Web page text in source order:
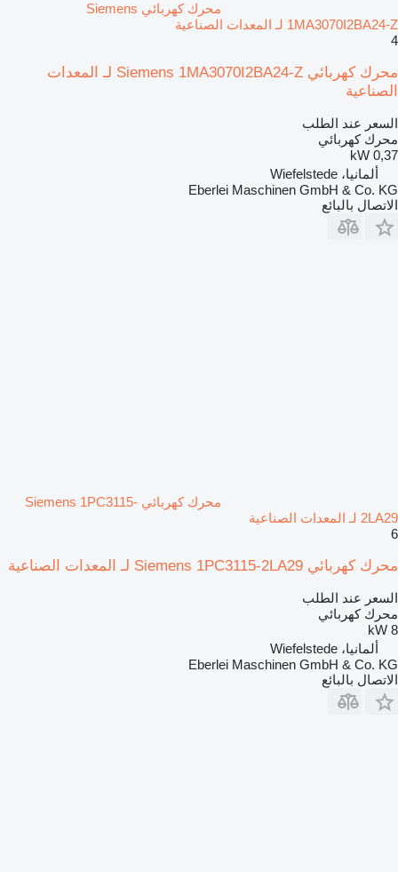
محرك كهربائي Siemens
1MA3070I2BA24-Z لـ المعدات الصناعية
4
محرك كهربائي Siemens 1MA3070I2BA24-Z لـ المعدات
الصناعية
السعر عند الطلب
محرك كهربائي
0,37 kW
ألمانيا، Wiefelstede
Eberlei Maschinen GmbH & Co. KG
الاتصال بالبائع
محرك كهربائي Siemens 1PC3115-
2LA29 لـ المعدات الصناعية
6
محرك كهربائي Siemens 1PC3115-2LA29 لـ المعدات الصناعية
السعر عند الطلب
محرك كهربائي
8 kW
ألمانيا، Wiefelstede
Eberlei Maschinen GmbH & Co. KG
الاتصال بالبائع